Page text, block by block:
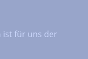
ist für uns der